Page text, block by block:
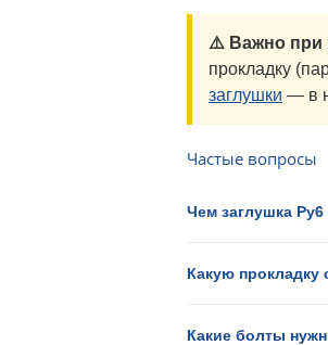
⚠️ Важно при
прокладку
заглушки — в
Частые вопросы
Чем заглушка Ру6
Какую прокладку
Какие болты